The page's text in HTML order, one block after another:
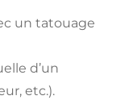
un tatouage
d’un
etc.).